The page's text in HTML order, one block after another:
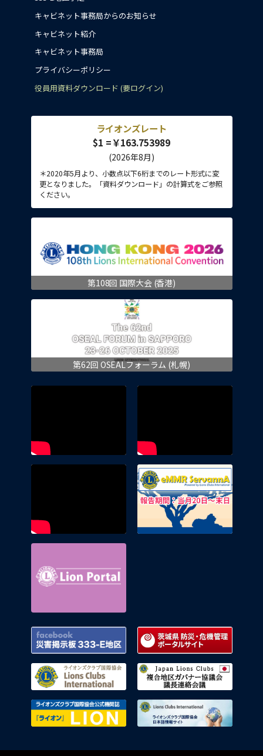
キャビネット事務局からのお知らせ
キャビネット紹介
キャビネット事務局
プライバシーポリシー
役員用資料ダウンロード (要ログイン)
ライオンズレート
$1 =￥163.753989
(2026年8月)
＊2020年5月より、小数点以下6桁までのレート形式に変
更となりました。「資料ダウンロード」の計算式をご参照
ください。
第108回 国際大会 (香港)
第62回 OSEALフォーラム (札幌)
Facebook 災害掲示板 333-E地区
ライオンズクラブ国際協会
ライオンズクラブ国際協会公式機関